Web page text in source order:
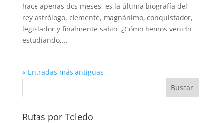
hace apenas dos meses, es la última biografía del
rey astrólogo, clemente, magnánimo, conquistador,
legislador y finalmente sabio. ¿Cómo hemos venido
estudiando,...
« Entradas más antiguas
Rutas por Toledo